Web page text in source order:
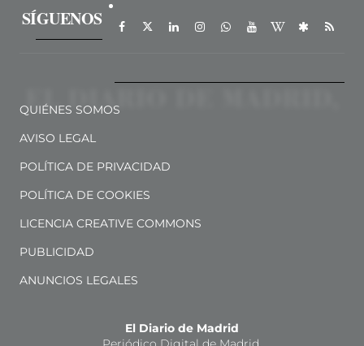
SÍGUENOS
QUIÉNES SOMOS
AVISO LEGAL
POLÍTICA DE PRIVACIDAD
POLÍTICA DE COOKIES
LICENCIA CREATIVE COMMONS
PUBLICIDAD
ANUNCIOS LEGALES
El Diario de Madrid